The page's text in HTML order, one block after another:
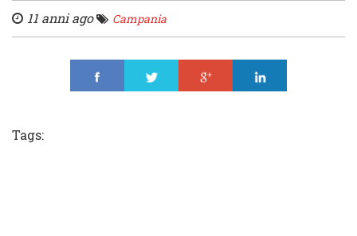
11 anni ago Campania
Tags: